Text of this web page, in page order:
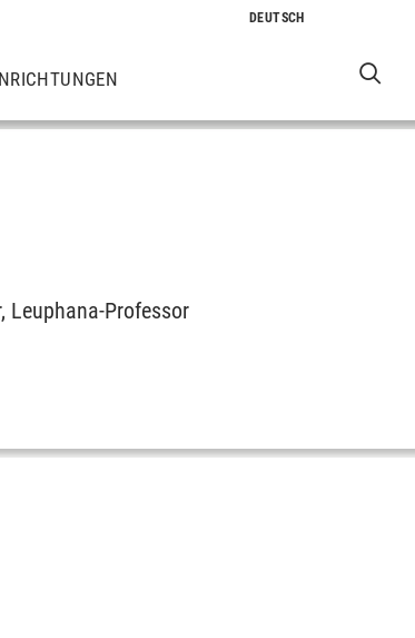
Leuphana-Professor